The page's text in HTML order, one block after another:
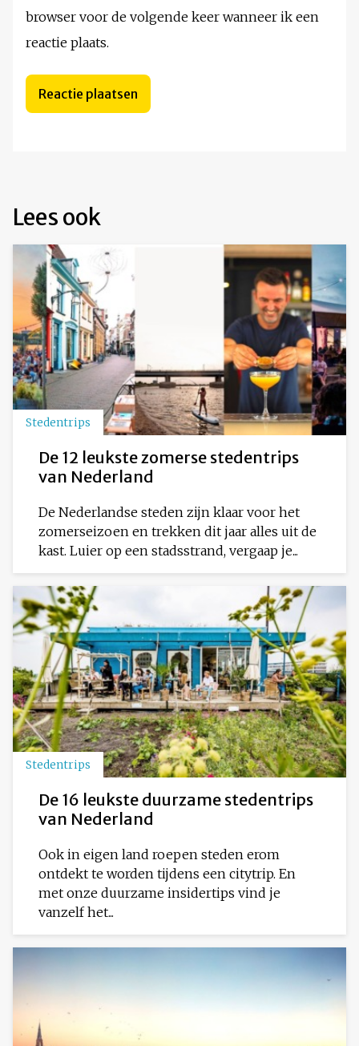
browser voor de volgende keer wanneer ik een
reactie plaats.
Lees ook
Stedentrips
De 12 leukste zomerse stedentrips
van Nederland
De Nederlandse steden zijn klaar voor het
zomerseizoen en trekken dit jaar alles uit de
kast. Luier op een stadsstrand, vergaap je...
Stedentrips
De 16 leukste duurzame stedentrips
van Nederland
Ook in eigen land roepen steden erom
ontdekt te worden tijdens een citytrip. En
met onze duurzame insidertips vind je
vanzelf het...